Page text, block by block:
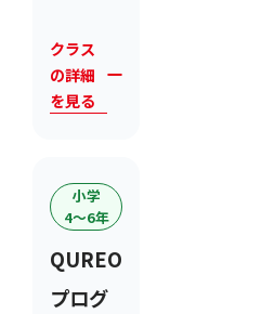
クラス
の詳細
を見る
小学
4〜6年
QUREO
プログ